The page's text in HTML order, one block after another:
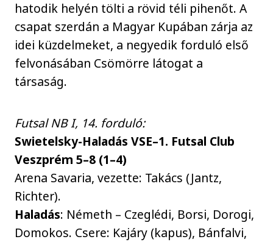
hatodik helyén tölti a rövid téli pihenőt. A
csapat szerdán a Magyar Kupában zárja az
idei küzdelmeket, a negyedik forduló első
felvonásában Csömörre látogat a
társaság.
Futsal NB I, 14. forduló:
Swietelsky-Haladás VSE–1. Futsal Club
Veszprém 5–8 (1–4)
Arena Savaria, vezette: Takács (Jantz,
Richter).
Haladás: Németh – Czeglédi, Borsi, Dorogi,
Domokos. Csere: Kajáry (kapus), Bánfalvi,